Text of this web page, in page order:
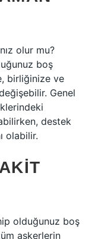
olur mu?
boş
birliğinize ve
Genel
destek
olabilir.
olduğunuz boş
askerlerin